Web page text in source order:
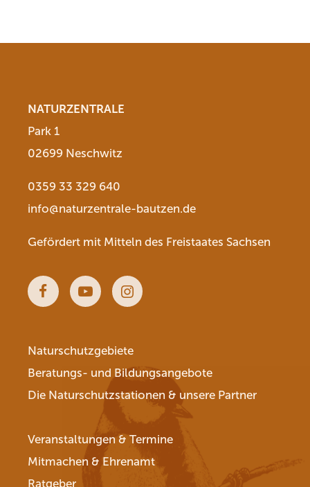
NATURZENTRALE
Park 1
02699 Neschwitz
0359 33 329 640
info@naturzentrale-bautzen.de
Gefördert mit Mitteln des Freistaates Sachsen
FacebookYoutubeInstagram
Naturschutzgebiete
Beratungs- und Bildungsangebote
Die Naturschutzstationen & unsere Partner
Veranstaltungen & Termine
Mitmachen & Ehrenamt
Ratgeber